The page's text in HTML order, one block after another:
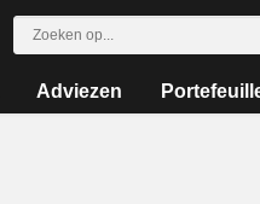
Adviezen